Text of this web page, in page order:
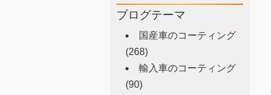
ブログテーマ
国産車のコーティング
(268)
輸入車のコーティング
(90)